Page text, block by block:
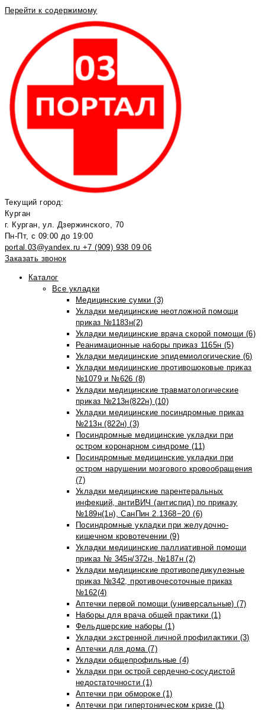
Перейти к содержимому
Текущий город:
Курган
г. Курган, ул. Дзержинского, 70
Пн-Пт, с 09:00 до 19:00
portal.03@yandex.ru +7 (909) 938 09 06
Заказать звонок
Каталог
Все укладки
Медицинские сумки (3)
Укладки медицинские неотложной помощи
приказ №1183н(2)
Укладки медицинские врача скорой помощи (6)
Реанимационные наборы приказ 1165н (5)
Укладки медицинские эпидемиологические (6)
Укладки медицинские противошоковые приказ
№1079 и №626 (8)
Укладки медицинские травматологические
приказ №213н(822н) (10)
Укладки медицинские посиндромные приказ
№213н (822н) (3)
Посиндромные медицинские укладки при
остром коронарном синдроме (11)
Посиндромные медицинские укладки при
остром нарушении мозгового кровообращения
(7)
Укладки медицинские парентеральных
инфекций, антиВИЧ (антиспид) по приказу
№189н(1н), СанПин 2.1368−20 (6)
Посиндромные укладки при желудочно-
кишечном кровотечении (9)
Укладки медицинские паллиативной помощи
приказ № 345н/372н, №187н (2)
Укладки медицинские противопедикулезные
приказ №342, противочесоточные приказ
№162(4)
Аптечки первой помощи (универсальные) (7)
Наборы для врача общей практики (1)
Фельдшерские наборы (1)
Укладки экстренной личной профилактики (3)
Аптечки для дома (7)
Укладки общепрофильные (4)
Укладки при острой сердечно-сосудистой
недостаточности (1)
Аптечки при обмороке (1)
Аптечки при гипертоническом кризе (1)